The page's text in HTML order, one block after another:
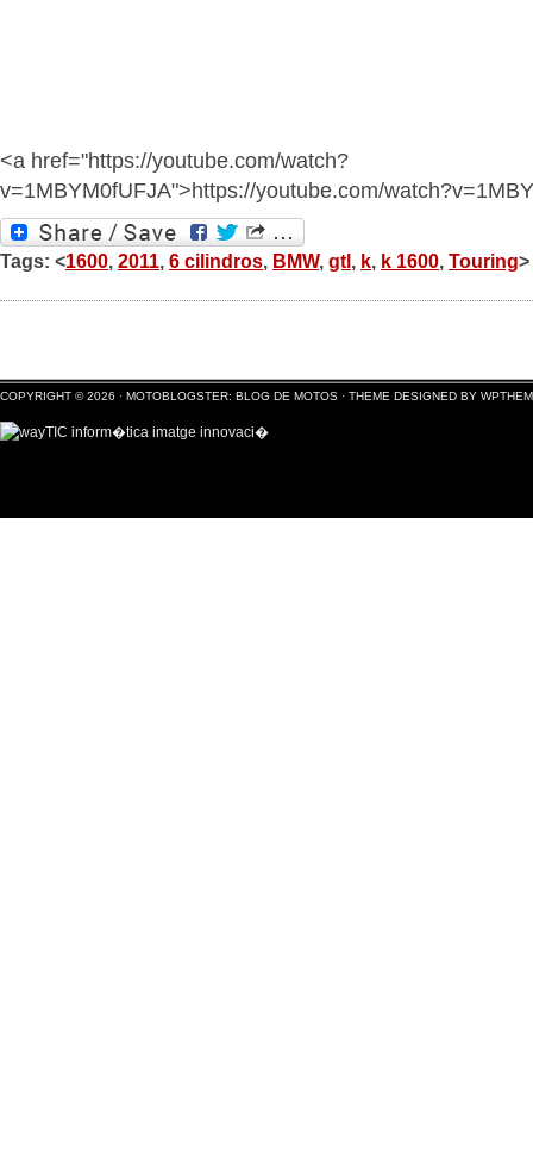
<a href="https://youtube.com/watch?
v=1MBYM0fUFJA">https://youtube.com/
Tags: <1600, 2011, 6 cilindros, BMW, gtl, k, k 1600, Touring>
COPYRIGHT © 2026 · MOTOBLOGSTER: BLOG DE MOTOS · THEME DESIGNED BY